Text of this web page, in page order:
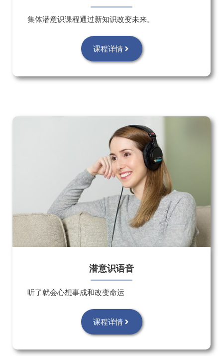
集体潜意识课程通过新知识改变未来。
课程详情
潜意识语音
听了就会心想事成和改变命运
课程详情